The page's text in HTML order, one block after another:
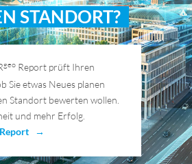
geo Report prüft Ihren
Sie etwas Neues planen
Standort bewerten wollen.
und mehr Erfolg.
Report →
STANDORT?